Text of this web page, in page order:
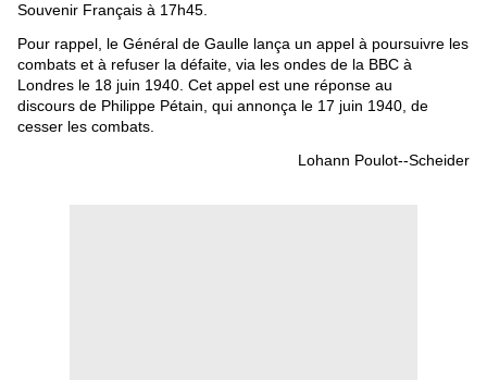
Souvenir Français à 17h45.
Pour rappel, le Général de Gaulle lança un appel à poursuivre les
combats et à refuser la défaite, via les ondes de la BBC à
Londres le 18 juin 1940. Cet appel est une réponse au
discours de Philippe Pétain, qui annonça le 17 juin 1940, de
cesser les combats.
Lohann Poulot--Scheider